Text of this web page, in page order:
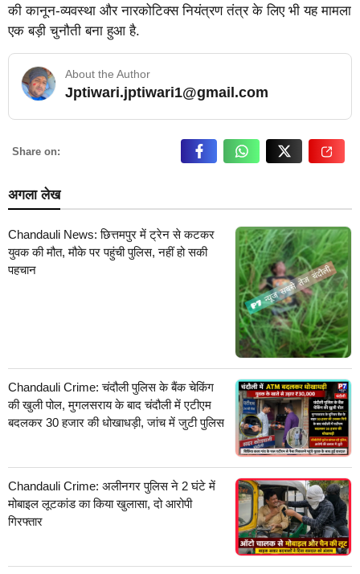
की कानून-व्यवस्था और नारकोटिक्स नियंत्रण तंत्र के लिए भी यह मामला
एक बड़ी चुनौती बना हुआ है.
About the Author
Jptiwari.jptiwari1@gmail.com… Read More
Share on:
अगला लेख
Chandauli News: छित्तमपुर में ट्रेन से कटकर
युवक की मौत, मौके पर पहुंची पुलिस, नहीं हो सकी
पहचान
Chandauli Crime: चंदौली पुलिस के बैंक चेकिंग
की खुली पोल, मुगलसराय के बाद चंदौली में एटीएम
बदलकर 30 हजार की धोखाधड़ी, जांच में जुटी पुलिस
Chandauli Crime: अलीनगर पुलिस ने 2 घंटे में
मोबाइल लूटकांड का किया खुलासा, दो आरोपी
गिरफ्तार